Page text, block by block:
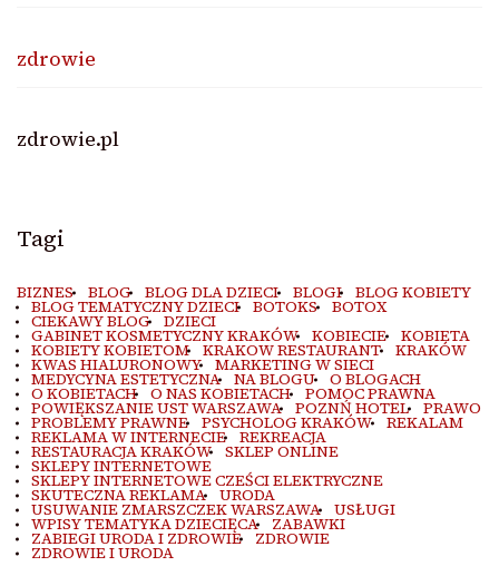
zdrowie
zdrowie.pl
Tagi
BIZNES BLOG BLOG DLA DZIECI BLOGI BLOG KOBIETY
BLOG TEMATYCZNY DZIECI BOTOKS BOTOX
CIEKAWY BLOG DZIECI
GABINET KOSMETYCZNY KRAKÓW KOBIECIE KOBIETA
KOBIETY KOBIETOM KRAKOW RESTAURANT KRAKÓW
KWAS HIALURONOWY MARKETING W SIECI
MEDYCYNA ESTETYCZNA NA BLOGU O BLOGACH
O KOBIETACH O NAS KOBIETACH POMOC PRAWNA
POWIĘKSZANIE UST WARSZAWA POZNŃ HOTEL PRAWO
PROBLEMY PRAWNE PSYCHOLOG KRAKÓW REKALAM
REKLAMA W INTERNECIE REKREACJA
RESTAURACJA KRAKÓW SKLEP ONLINE
SKLEPY INTERNETOWE
SKLEPY INTERNETOWE CZEŚCI ELEKTRYCZNE
SKUTECZNA REKLAMA URODA
USUWANIE ZMARSZCZEK WARSZAWA USŁUGI
WPISY TEMATYKA DZIECIĘCA ZABAWKI
ZABIEGI URODA I ZDROWIE ZDROWIE
ZDROWIE I URODA